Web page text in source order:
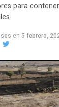
para
en 5 febrero,